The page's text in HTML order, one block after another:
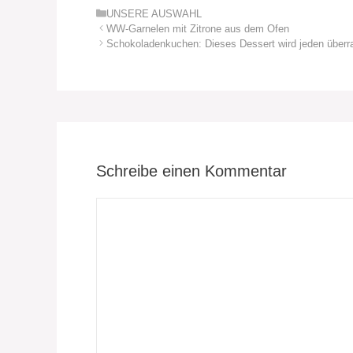
Kategorien
UNSERE AUSWAHL
WW-Garnelen mit Zitrone aus dem Ofen
Schokoladenkuchen: Dieses Dessert wird jeden
Schreibe einen Kommentar